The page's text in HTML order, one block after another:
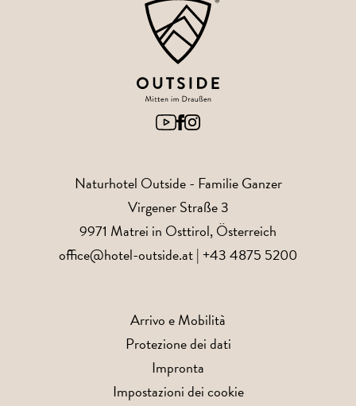
Naturhotel Outside- Familie Ganzer
Virgener Straße 3
9971 Matrei in Osttirol, Österreich
office@hotel-outside.at|+43 4875 5200
Arrivo e Mobilità
Protezione dei dati
Impronta
Impostazioni dei cookie